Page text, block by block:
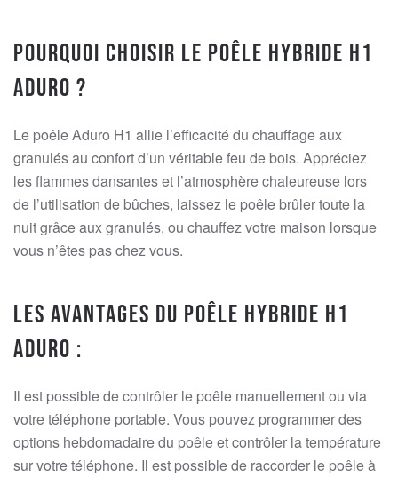
Pourquoi choisir le poêle hybride H1
Aduro ?
Le poêle Aduro H1 allie l’efficacité du chauffage aux
granulés au confort d’un véritable feu de bois. Appréciez
les flammes dansantes et l’atmosphère chaleureuse lors
de l’utilisation de bûches, laissez le poêle brûler toute la
nuit grâce aux granulés, ou chauffez votre maison lorsque
vous n’êtes pas chez vous.
Les avantages du poêle hybride H1
Aduro :
Il est possible de contrôler le poêle manuellement ou via
votre téléphone portable. Vous pouvez programmer des
options hebdomadaire du poêle et contrôler la température
sur votre téléphone. Il est possible de raccorder le poêle à